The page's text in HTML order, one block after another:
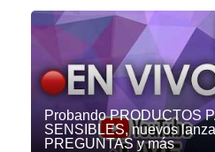
Probando PRODUCTOS
SENSIBLES, nuevos
PREGUNTAS y más